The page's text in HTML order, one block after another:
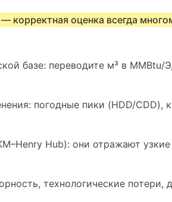
корректная оценка всегда
базе: переводите м³ в
погодные пики (HDD/CDD),
Hub): они отражают
технологические потери,